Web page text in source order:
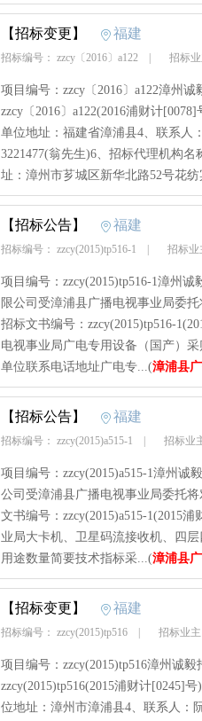
【招标变更】 福建
招标编号： zzcy〔2016〕a122 招标
项目编号：zzcy〔2016〕a122漳州
zzcy〔2016〕a122(2016浦财计
单位地址：福建省漳浦县4、联系人
3221477(翁先生)6、招标代理机构
址：漳州市芗城区新华北路52号花
【招标公告】 福建
招标编号： zzcy(2015)tp516-1 招标业
项目编号：zzcy(2015)tp516-1漳州
限公司受漳浦县广播电视事业局委
招标文书编号：zzcy(2015)tp516-
电视事业局广电专用设备（国产）
单位联系电话地址广电专...(漳浦县
【招标公告】 福建
招标编号： zzcy(2015)a515-1 招标业
项目编号：zzcy(2015)a515-1漳州诚
公司受漳浦县广播电视事业局委托
文书编号：zzcy(2015)a515-1(2015
业局大卡机、卫星码流接收机、四
用途数量简要技术指标采...(漳浦县
【招标变更】 福建
招标编号： zzcy(2015)tp516 招标业
项目编号：zzcy(2015)tp516漳州诚
zzcy(2015)tp516(2015浦财计[0245]
位地址：漳州市漳浦县4、联系人：